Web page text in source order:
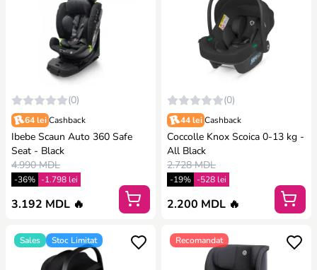
(0)
64 lei Cashback
Ibebe Scaun Auto 360 Safe
Seat - Black
4.990 MDL
-36% -1.798 lei
3.192 MDL 🔥
(0)
44 lei Cashback
Coccolle Knox Scoica 0-13 kg -
All Black
2.728 MDL
-19% -528 lei
2.200 MDL 🔥
Sales Stoc Limitat Recomandat